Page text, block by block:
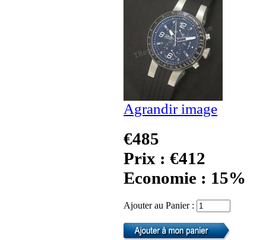
Agrandir image
€485
Prix : €412
Economie : 15%
Ajouter au Panier :